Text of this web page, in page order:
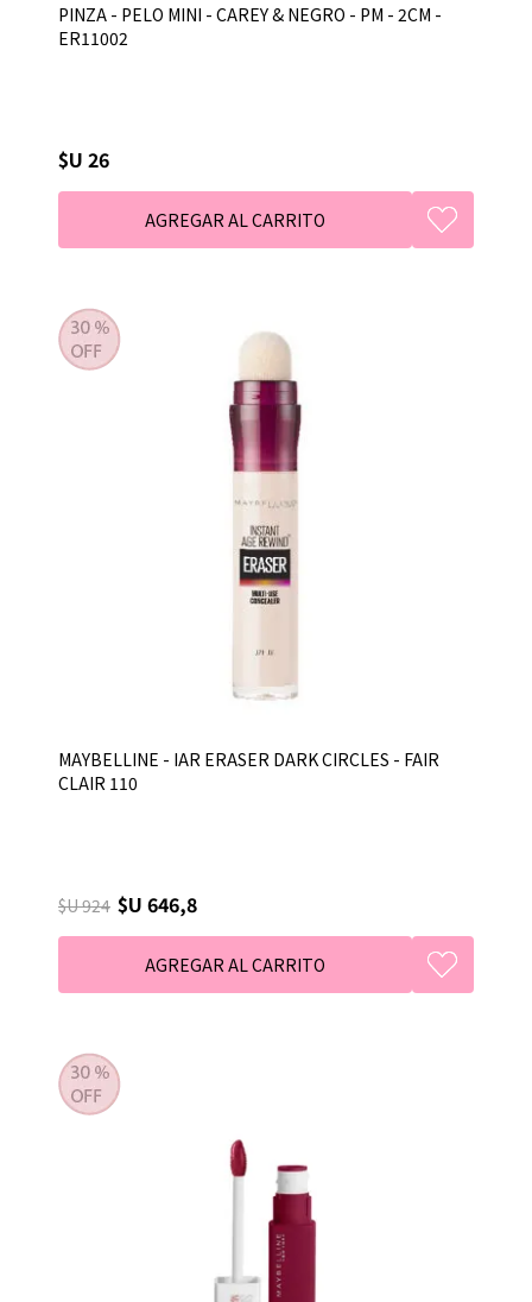
PINZA - PELO MINI - CAREY & NEGRO - PM - 2CM -
ER11002
$U 26
MAYBELLINE - IAR ERASER DARK CIRCLES - FAIR
CLAIR 110
$U 924 $U 646,8